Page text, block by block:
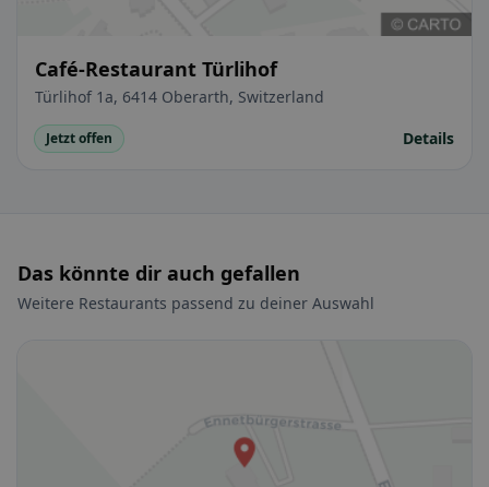
Café-Restaurant Türlihof
Türlihof 1a, 6414 Oberarth, Switzerland
Jetzt offen Details
Das könnte dir auch gefallen
Weitere Restaurants passend zu deiner Auswahl